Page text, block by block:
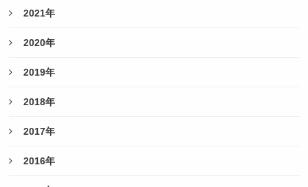
2021年
2020年
2019年
2018年
2017年
2016年